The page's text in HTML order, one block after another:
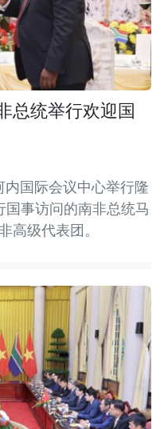
总统举行欢迎国
内国际会议中心举行隆
事访问的南非总统马
高级代表团。